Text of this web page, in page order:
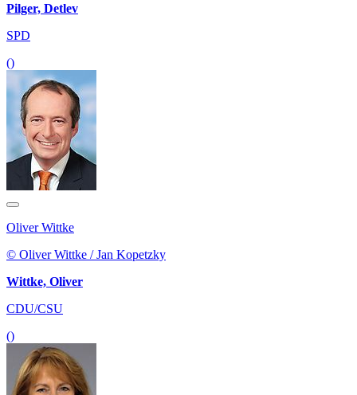
Pilger, Detlev
SPD
()
Oliver Wittke
© Oliver Wittke / Jan Kopetzky
Wittke, Oliver
CDU/CSU
()